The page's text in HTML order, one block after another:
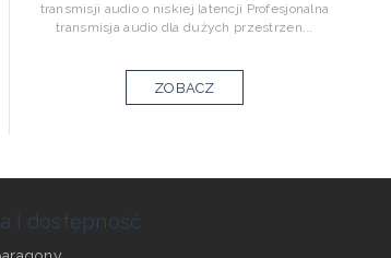
transmisji audio o niskiej latencji Profesjonalna
transmisja audio dla dużych przestrzen...
ZOBACZ
i dostępność